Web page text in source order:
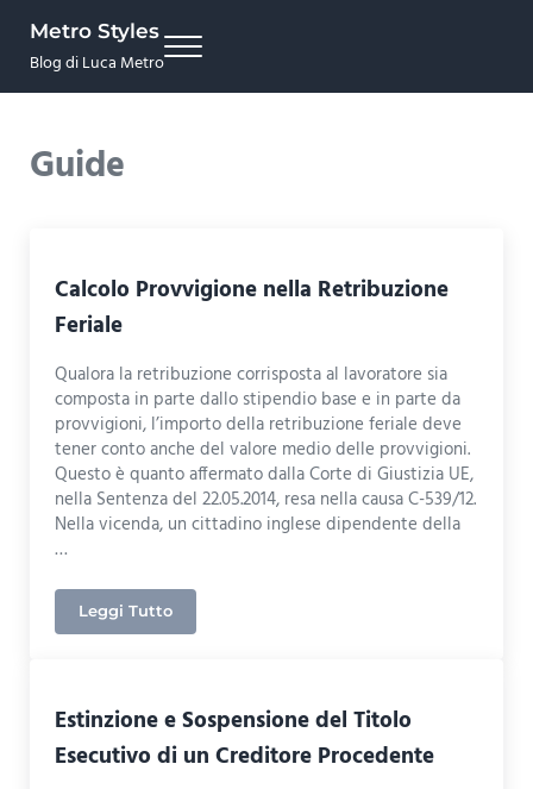
Metro Styles
Blog di Luca Metro Menu
Guide
Calcolo Provvigione nella Retribuzione
Feriale
Qualora la retribuzione corrisposta al lavoratore sia
composta in parte dallo stipendio base e in parte da
provvigioni, l’importo della retribuzione feriale deve
tener conto anche del valore medio delle provvigioni.
Questo è quanto affermato dalla Corte di Giustizia UE,
nella Sentenza del 22.05.2014, resa nella causa C-539/12.
Nella vicenda, un cittadino inglese dipendente della
…
Leggi TuttoCalcolo Provvigione nella Retribuzione Feriale
Estinzione e Sospensione del Titolo
Esecutivo di un Creditore Procedente